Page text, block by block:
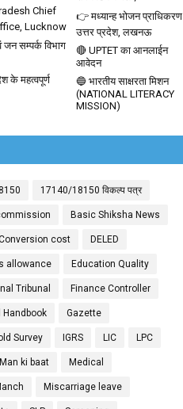
Chief
Lucknow
👉 मध्यान्ह भोजन प्राधिकरण
उत्तर प्रदेश, लखनऊ
सम्पर्क विभाग
🔴 UPTET का आनलाईन
आवेदन
के महत्वपूर्ण
🔵 भारतीय साक्षरता मिशन
(NATIONAL LITERACY
MISSION)
17140/18150 विकल्प पत्र
Basic Shiksha News
cost DELED
allowance Education Quality
Tribunal Finance Controller
Handbook Gazette
Survey IGRS LIC LPC
Man ki baat Medical
Miscarriage leave